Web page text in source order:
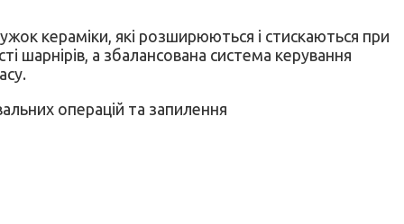
кераміки, які розширюються і стискаються при
шарнірів, а збалансована система керування
операцій та запилення